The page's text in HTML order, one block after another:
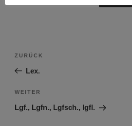
Beitragsnavigation
Vorheriger
Beitrag
ZURÜCK
Lex.
Nächster
Beitrag
WEITER
Lgf., Lgfn., Lgfsch., lgfl.